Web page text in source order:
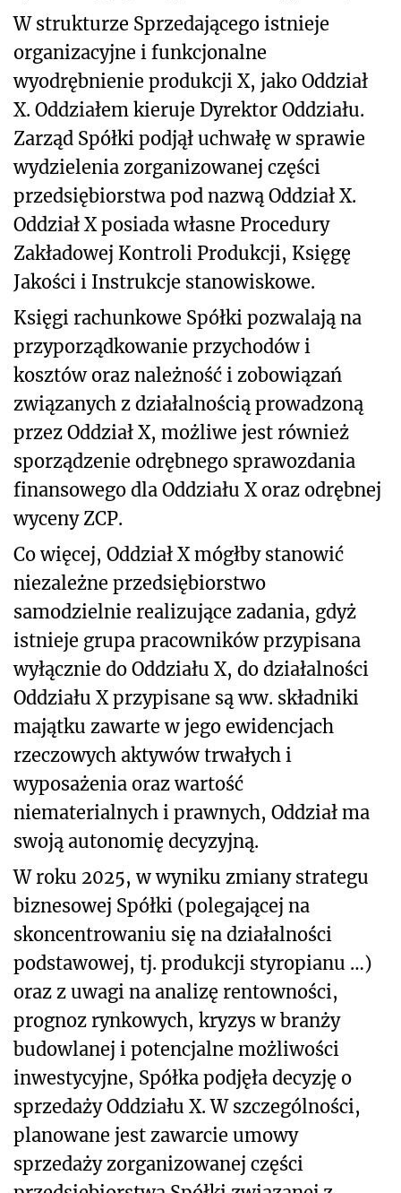
W strukturze Sprzedającego istnieje
organizacyjne i funkcjonalne
wyodrębnienie produkcji X, jako Oddział
X. Oddziałem kieruje Dyrektor Oddziału.
Zarząd Spółki podjął uchwałę w sprawie
wydzielenia zorganizowanej części
przedsiębiorstwa pod nazwą Oddział X.
Oddział X posiada własne Procedury
Zakładowej Kontroli Produkcji, Księgę
Jakości i Instrukcje stanowiskowe.
Księgi rachunkowe Spółki pozwalają na
przyporządkowanie przychodów i
kosztów oraz należność i zobowiązań
związanych z działalnością prowadzoną
przez Oddział X, możliwe jest również
sporządzenie odrębnego sprawozdania
finansowego dla Oddziału X oraz odrębnej
wyceny ZCP.
Co więcej, Oddział X mógłby stanowić
niezależne przedsiębiorstwo
samodzielnie realizujące zadania, gdyż
istnieje grupa pracowników przypisana
wyłącznie do Oddziału X, do działalności
Oddziału X przypisane są ww. składniki
majątku zawarte w jego ewidencjach
rzeczowych aktywów trwałych i
wyposażenia oraz wartość
niematerialnych i prawnych, Oddział ma
swoją autonomię decyzyjną.
W roku 2025, w wyniku zmiany strategu
biznesowej Spółki (polegającej na
skoncentrowaniu się na działalności
podstawowej, tj. produkcji styropianu …)
oraz z uwagi na analizę rentowności,
prognoz rynkowych, kryzys w branży
budowlanej i potencjalne możliwości
inwestycyjne, Spółka podjęła decyzję o
sprzedaży Oddziału X. W szczególności,
planowane jest zawarcie umowy
sprzedaży zorganizowanej części